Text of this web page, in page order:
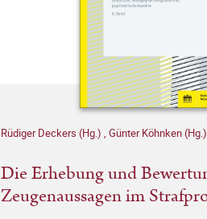
Rüdiger Deckers (Hg.) , Günter Köhnken (Hg.)
Die Erhebung und
Zeugenaussagen im